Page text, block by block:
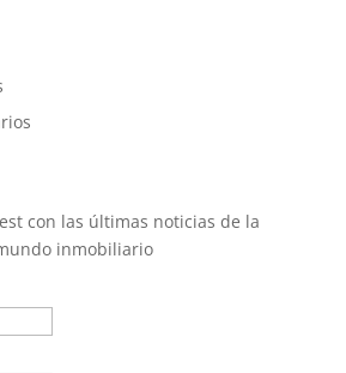
con las últimas noticias de la
inmobiliario